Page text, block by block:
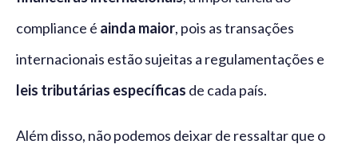
compliance é ainda maior, pois as transações
internacionais estão sujeitas a regulamentações e
leis tributárias específicas de cada país.
Além disso, não podemos deixar de ressaltar que o